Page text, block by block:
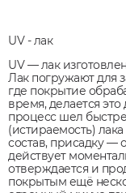
UV - лак
UV — лак
Лак погружают для
где покрытие
время, делается
процесс шел
(истираемость)
состав, присадку —
действует
отверждается и
покрытым ещё